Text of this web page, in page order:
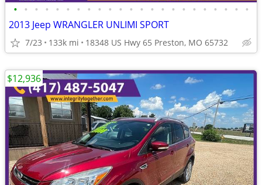
• • • • • • • • • • • • • • • • • • • • • • •
2013 Jeep WRANGLER UNLIMI SPORT
7/23 133k mi 18348 US Hwy 65 Preston, MO 65732
$12,936